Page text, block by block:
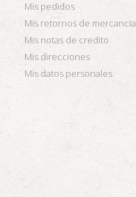
Mis pedidos
Mis retornos de mercancia
Mis notas de credito
Mis direcciones
Mis datos personales